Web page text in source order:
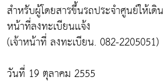
สำหรับผู้โดยสารขึ้นรถประจำศูนย์ให้เดิ
หน้าที่ลงทะเบียนเเจ้ง
(เจ้าหน้าที่ ลงทะเบียน. 082-2205051)
วันที่ 19 ตุลาคม 2555